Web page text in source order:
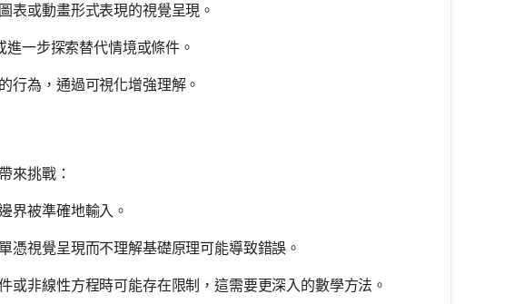
表或動畫形式表現的視覺呈現。
一步探索替代情境或條件。
行為，通過可視化增強理解。
來挑戰：
界被準確地輸入。
憑視覺呈現而不理解基礎原理可能導致錯誤。
或非線性方程時可能存在限制，這需要更深入的數學方法。